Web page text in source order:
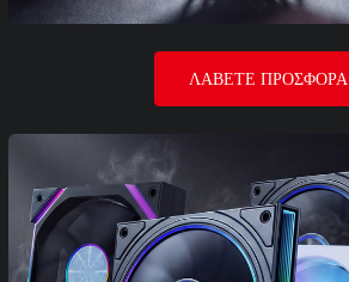
ΛΆΒΕΤΕ ΠΡΟΣΦΟΡΆ